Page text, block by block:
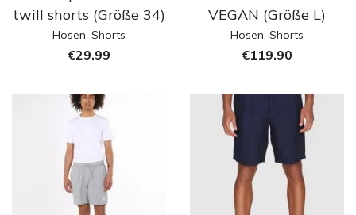
twill shorts (Größe 34)
Hosen, Shorts
€29.99
VEGAN (Größe L)
Hosen, Shorts
€119.90